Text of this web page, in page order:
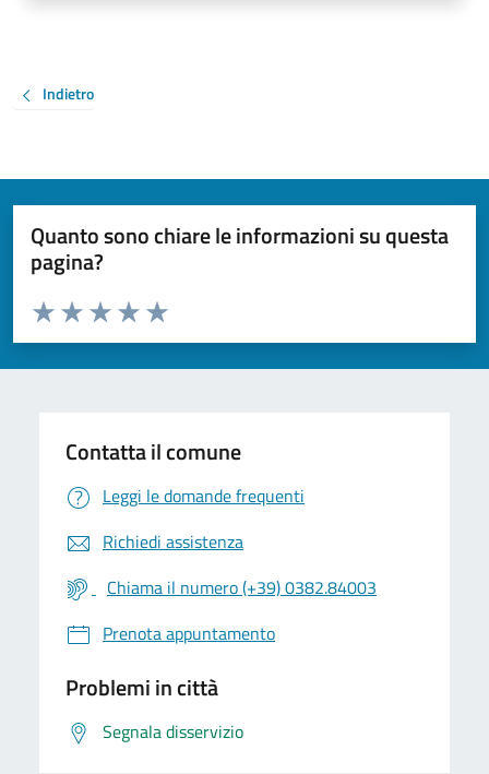
Indietro
Quanto sono chiare le informazioni su questa
pagina?
Valuta da 1 a 5 stelle la pagina
Valuta 5 stelle su 5
Valuta 4 stelle su 5
Valuta 3 stelle su 5
Valuta 2 stelle su 5
Valuta 1 stelle su 5
Contatta il comune
Leggi le domande frequenti
Richiedi assistenza
Chiama il numero (+39) 0382.84003
Prenota appuntamento
Problemi in città
Segnala disservizio